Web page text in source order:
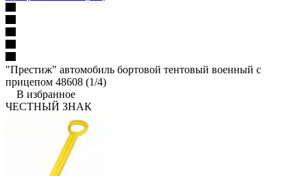
"Престиж" автомобиль бортовой тентовый военный с
прицепом 48608 (1/4)
В избранное
ЧЕСТНЫЙ ЗНАК